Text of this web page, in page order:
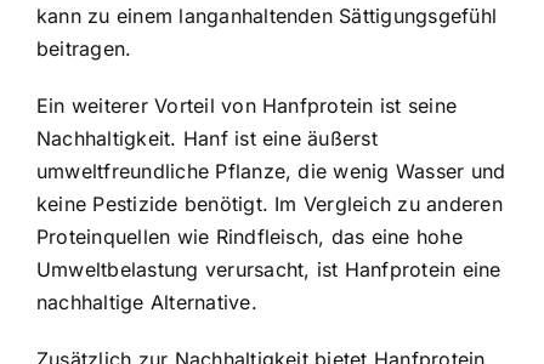
kann zu einem langanhaltenden Sättigungsgefühl
beitragen.
Ein weiterer Vorteil von Hanfprotein ist seine
Nachhaltigkeit. Hanf ist eine äußerst
umweltfreundliche Pflanze, die wenig Wasser und
keine Pestizide benötigt. Im Vergleich zu anderen
Proteinquellen wie Rindfleisch, das eine hohe
Umweltbelastung verursacht, ist Hanfprotein eine
nachhaltige Alternative.
Zusätzlich zur Nachhaltigkeit bietet Hanfprotein